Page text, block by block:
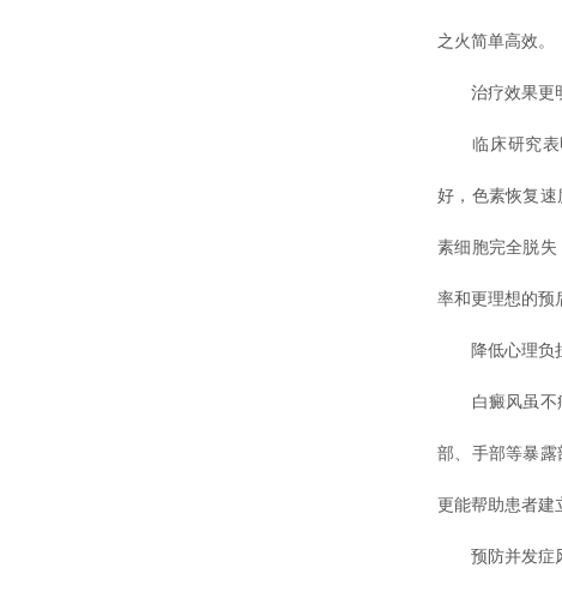
之火简单高效。
治疗效果更
临床研究表明
好，色素恢复
素细胞完全脱
率和更理想的预
降低心理负
白癜风虽不痛
部、手部等暴露
更能帮助患者建
预防并发症